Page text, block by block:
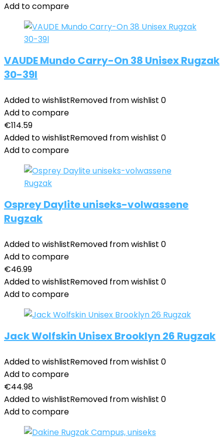
Add to compare
VAUDE Mundo Carry-On 38 Unisex Rugzak
30-39l
Added to wishlistRemoved from wishlist 0
Add to compare
€114.59
Added to wishlistRemoved from wishlist 0
Add to compare
Osprey Daylite uniseks-volwassene
Rugzak
Added to wishlistRemoved from wishlist 0
Add to compare
€46.99
Added to wishlistRemoved from wishlist 0
Add to compare
Jack Wolfskin Unisex Brooklyn 26 Rugzak
Added to wishlistRemoved from wishlist 0
Add to compare
€44.98
Added to wishlistRemoved from wishlist 0
Add to compare